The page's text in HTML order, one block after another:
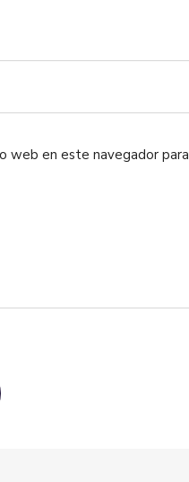
web en este navegador para